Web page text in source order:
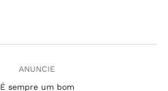
ANUNCIE
É sempre um bom